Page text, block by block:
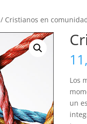
/ Cristianos en
Los
un